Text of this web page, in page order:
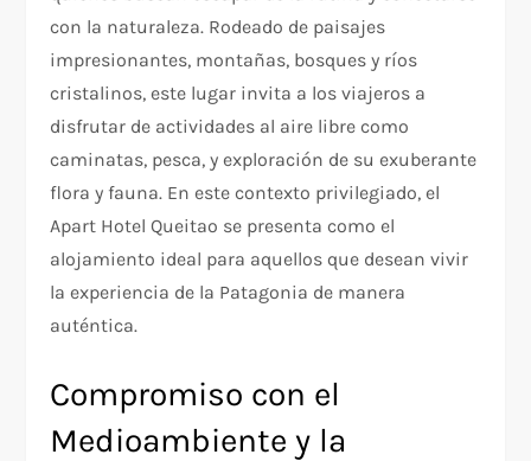
con la naturaleza. Rodeado de paisajes
impresionantes, montañas, bosques y ríos
cristalinos, este lugar invita a los viajeros a
disfrutar de actividades al aire libre como
caminatas, pesca, y exploración de su exuberante
flora y fauna. En este contexto privilegiado, el
Apart Hotel Queitao se presenta como el
alojamiento ideal para aquellos que desean vivir
la experiencia de la Patagonia de manera
auténtica.
Compromiso con el
Medioambiente y la